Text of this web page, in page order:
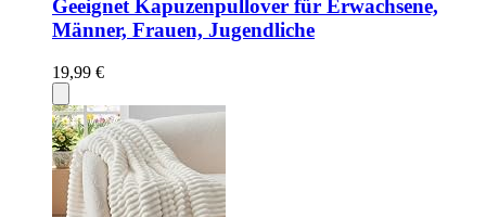
Geeignet Kapuzenpullover für Erwachsene,
Männer, Frauen, Jugendliche
19,99 €